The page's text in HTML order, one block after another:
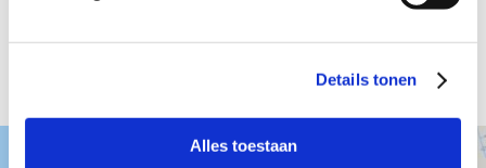
Details tonen
Alles toestaan
9 Verdacht van stalking
Dagvaarding rijden onder invloed